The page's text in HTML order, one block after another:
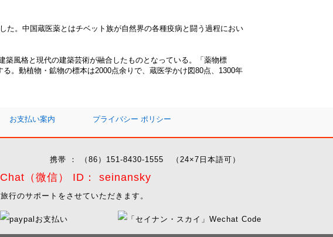
。中国蔵医薬とはチベット族が自然界の各種疫病と闘う過程におい
風格と現代の建築芸術が融合したものとなっている。「薬物標
。動植物・鉱物の標本は2000点余りで、蔵医学かけ図80点、1300年
お支払い案内 プライバシー ポリシー
携帯 ： （86）151-8430-1555 （24×7日本語可）
（微信） ID： seinansky
行のサポートをさせていただきます。